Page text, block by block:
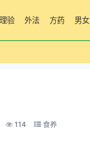
理验 外法 方药 男女
114 食养